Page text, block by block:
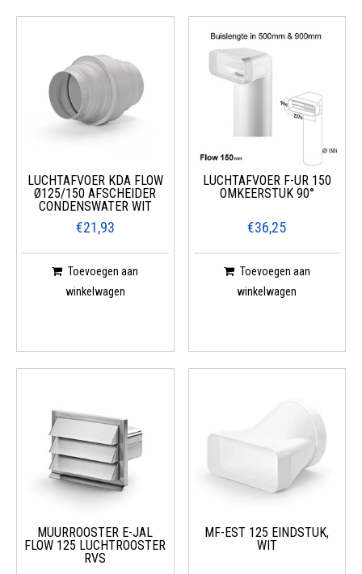
LUCHTAFVOER KDA FLOW
Ø125/150 AFSCHEIDER
CONDENSWATER WIT
€21,93
Toevoegen aan
winkelwagen
LUCHTAFVOER F-UR 150
OMKEERSTUK 90°
€36,25
Toevoegen aan
winkelwagen
MUURROOSTER E-JAL
FLOW 125 LUCHTROOSTER
RVS
MF-EST 125 EINDSTUK,
WIT